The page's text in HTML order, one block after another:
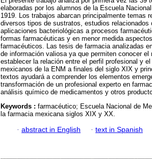
elaboradas por los alumnos de la Escuela
1919. Los trabajos abarcan principalmente temas
diversos tipos de sustratos, estudios relacionados
aplicaciones bacteriológicas a procesos
formas farmacéuticas y en menor medida
farmacéuticos. Las tesis de farmacia analizadas
de información valiosa ya que permiten conocer
establecer la relación entre el perfil profesional y
mexicanos de la ENM a finales del siglo XIX y
textos ayudará a comprender los elementos
transformación de un profesional experto en
análisis químico de medicamentos y otros
Keywords : farmacéutico; Escuela Nacional de
la farmacia mexicana siglos XIX y XX.
· abstract in English · text in Spanish